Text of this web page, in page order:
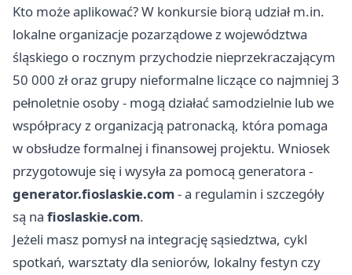
Kto może aplikować? W konkursie biorą udział m.in.
lokalne organizacje pozarządowe z województwa
śląskiego o rocznym przychodzie nieprzekraczającym
50 000 zł oraz grupy nieformalne liczące co najmniej 3
pełnoletnie osoby - mogą działać samodzielnie lub we
współpracy z organizacją patronacką, która pomaga
w obsłudze formalnej i finansowej projektu. Wniosek
przygotowuje się i wysyła za pomocą generatora -
generator.fioslaskie.com- a regulamin i szczegóły
są na fioslaskie.com.
Jeżeli masz pomysł na integrację sąsiedztwa, cykl
spotkań, warsztaty dla seniorów, lokalny festyn czy